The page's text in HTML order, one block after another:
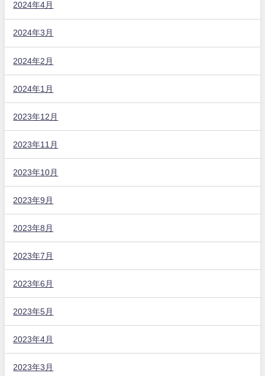
2024年4月
2024年3月
2024年2月
2024年1月
2023年12月
2023年11月
2023年10月
2023年9月
2023年8月
2023年7月
2023年6月
2023年5月
2023年4月
2023年3月